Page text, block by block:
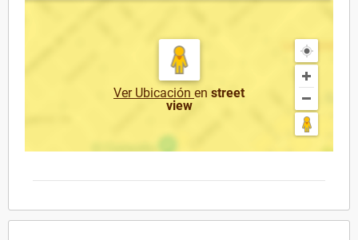
Ver Ubicación en street
view